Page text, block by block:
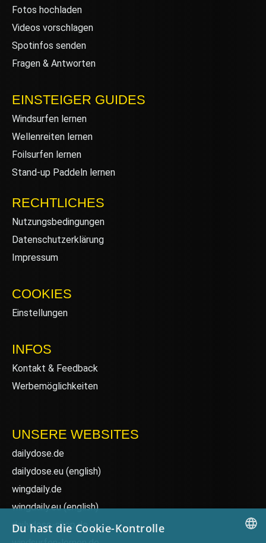
Fotos hochladen
Videos vorschlagen
Spotinfos senden
Fragen & Antworten
EINSTEIGER GUIDES
Windsurfen lernen
Wellenreiten lernen
Foilsurfen lernen
Stand-up Paddeln lernen
RECHTLICHES
Nutzungsbedingungen
Datenschutzerklärung
Impressum
COOKIES
Einstellungen
INFOS
Kontakt & Feedback
Werbemöglichkeiten
UNSERE WEBSITES
dailydose.de
dailydose.eu (english)
wingdaily.de
wingdaily.eu(english)
dailydose-shop.de
Du hast die Cookie-Kontrolle